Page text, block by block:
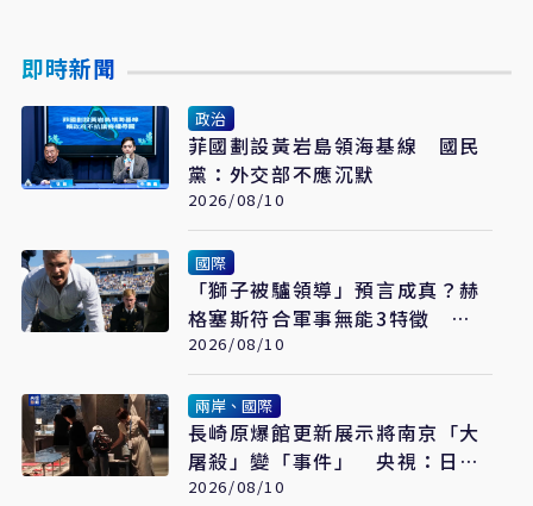
即時新聞
政治
菲國劃設黃岩島領海基線 國民
黨：外交部不應沉默
2026/08/10
國際
「獅子被驢領導」預言成真？赫
格塞斯符合軍事無能3特徵
《軍事無能心理學》半世紀後受
矚目
2026/08/10
兩岸、國際
長崎原爆館更新展示將南京「大
屠殺」變「事件」 央視：日本
又在偷改歷史
2026/08/10